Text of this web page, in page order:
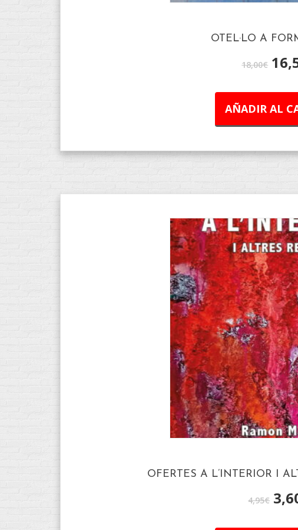
OTEL·LO A
18,00€
AÑADIR AL
OFERTES A L’INTERIOR I
4,95€